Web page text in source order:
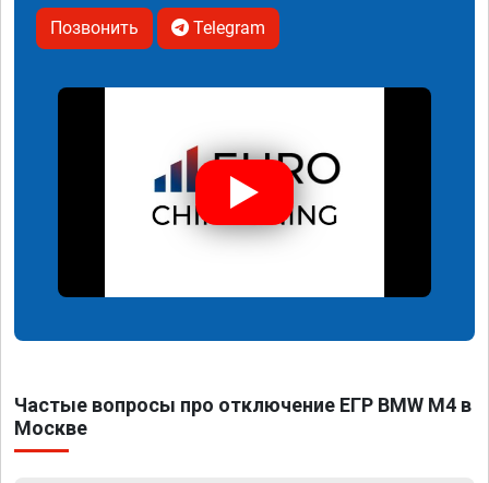
Позвонить Telegram
Частые вопросы про отключение ЕГР BMW M4 в
Москве